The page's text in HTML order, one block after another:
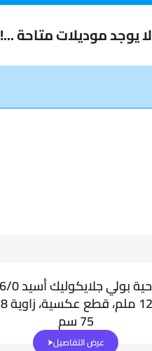
لا يوجد موديلات متاحة ...!
75 سم
عرض التفاصيل